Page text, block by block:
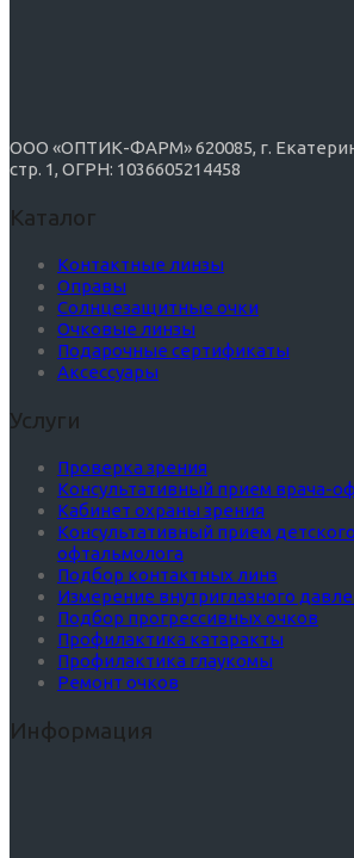
ООО «ОПТИК-ФАРМ» 620085, г.
стр. 1, ОГРН: 1036605214458
Каталог
Контактные линзы
Оправы
Солнцезащитные очки
Очковые линзы
Подарочные сертификаты
Аксессуары
Услуги
Проверка зрения
Консультативный прием врача-
Кабинет охраны зрения
Консультативный прием
офтальмолога
Подбор контактных линз
Измерение внутриглазного
Подбор прогрессивных очков
Профилактика катаракты
Профилактика глаукомы
Ремонт очков
Информация